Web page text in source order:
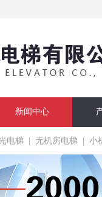
新闻中心
电梯 无机房电梯 小